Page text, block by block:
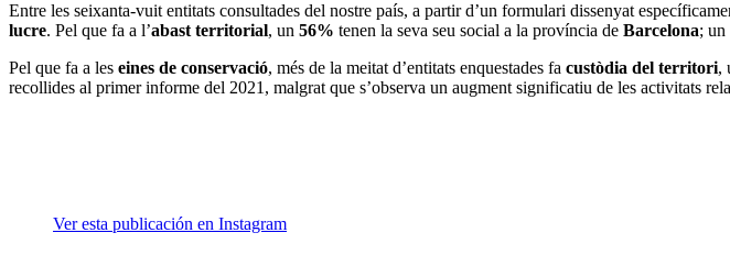
Entre les seixanta-vuit entitats consultades del nostre país, a partir d’un formulari dissenyat
lucre. Pel que fa a l’abast territorial, un 56% tenen la seva seu social a la província de Barcelona; un
Pel que fa a les eines de conservació, més de la meitat d’entitats enquestades fa custòdia del territori,
recollides al primer informe del 2021, malgrat que s’observa un augment significatiu de les activitats
Ver esta publicación en Instagram